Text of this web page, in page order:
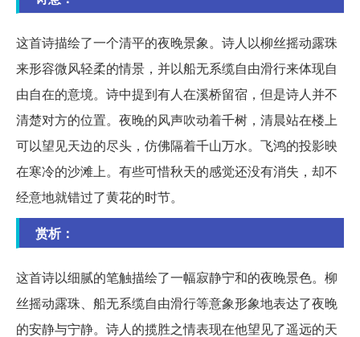
这首诗描绘了一个清平的夜晚景象。诗人以柳丝摇动露珠
来形容微风轻柔的情景，并以船无系缆自由滑行来体现自
由自在的意境。诗中提到有人在溪桥留宿，但是诗人并不
清楚对方的位置。夜晚的风声吹动着千树，清晨站在楼上
可以望见天边的尽头，仿佛隔着千山万水。飞鸿的投影映
在寒冷的沙滩上。有些可惜秋天的感觉还没有消失，却不
经意地就错过了黄花的时节。
赏析：
这首诗以细腻的笔触描绘了一幅寂静宁和的夜晚景色。柳
丝摇动露珠、船无系缆自由滑行等意象形象地表达了夜晚
的安静与宁静。诗人的揽胜之情表现在他望见了遥远的天